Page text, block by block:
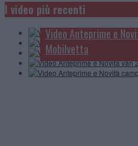
I video più recenti
McLouis
Video Anteprime e
Video Anteprime e
Knaus
Video Anteprime e
Video Anteprime e
Mobilvetta